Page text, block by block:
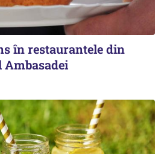
în restaurantele din